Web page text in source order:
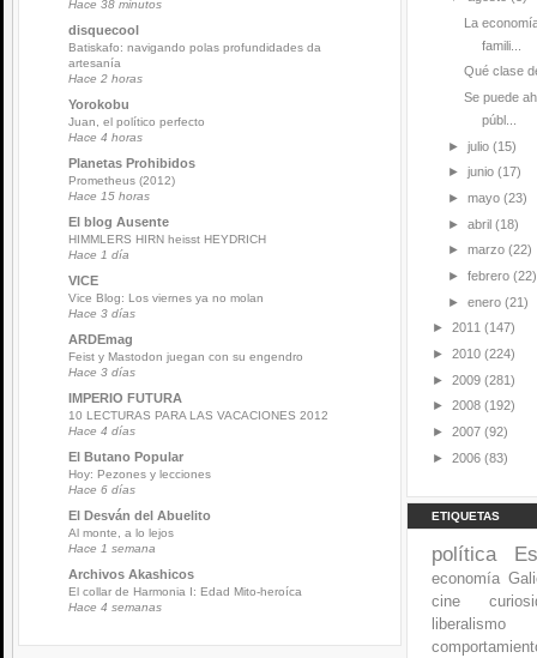
Hace 38 minutos
disquecool
Batiskafo: navigando polas profundidades da
artesanía
Hace 2 horas
Yorokobu
Juan, el político perfecto
Hace 4 horas
Planetas Prohibidos
Prometheus (2012)
Hace 15 horas
El blog Ausente
HIMMLERS HIRN heisst HEYDRICH
Hace 1 día
VICE
Vice Blog: Los viernes ya no molan
Hace 3 días
ARDEmag
Feist y Mastodon juegan con su engendro
Hace 3 días
IMPERIO FUTURA
10 LECTURAS PARA LAS VACACIONES 2012
Hace 4 días
El Butano Popular
Hoy: Pezones y lecciones
Hace 6 días
El Desván del Abuelito
Al monte, a lo lejos
Hace 1 semana
Archivos Akashicos
El collar de Harmonia I: Edad Mito-heroíca
Hace 4 semanas
La
famili...
Qué clase
Se puede
públ...
► julio (15)
► junio (17)
► mayo (23)
► abril (18)
► marzo (22)
► febrero (22)
► enero (21)
► 2011 (147)
► 2010 (224)
► 2009 (281)
► 2008 (192)
► 2007 (92)
► 2006 (83)
ETIQUETAS
política
economía
cine
liberalismo